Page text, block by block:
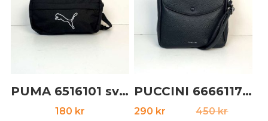
PUMA 6516101 svart
180 kr
PUCCINI 6666117 navy
450krDet
290 kr
Det